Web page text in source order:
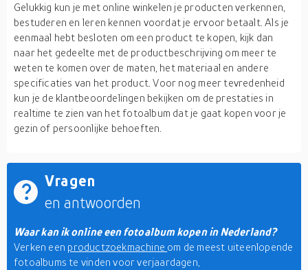
Gelukkig kun je met online winkelen je producten verkennen,
bestuderen en leren kennen voordat je ervoor betaalt. Als je
eenmaal hebt besloten om een product te kopen, kijk dan
naar het gedeelte met de productbeschrijving om meer te
weten te komen over de maten, het materiaal en andere
specificaties van het product. Voor nog meer tevredenheid
kun je de klantbeoordelingen bekijken om de prestaties in
realtime te zien van het fotoalbum dat je gaat kopen voor je
gezin of persoonlijke behoeften.
Vragen
en antwoorden
Waar kan ik online een fotoalbum kopen in Nederland?
Verken een productzoekmachine om de meest uiteenlopende
fotoalbums te vinden voor verjaardagen,